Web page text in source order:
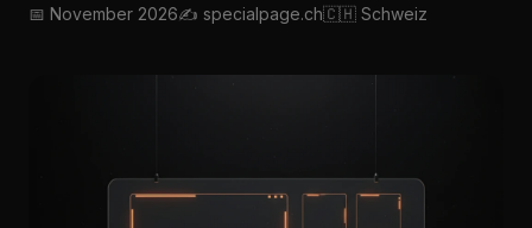
📅 November 2026✍️ specialpage.ch🇨🇭 Schweiz